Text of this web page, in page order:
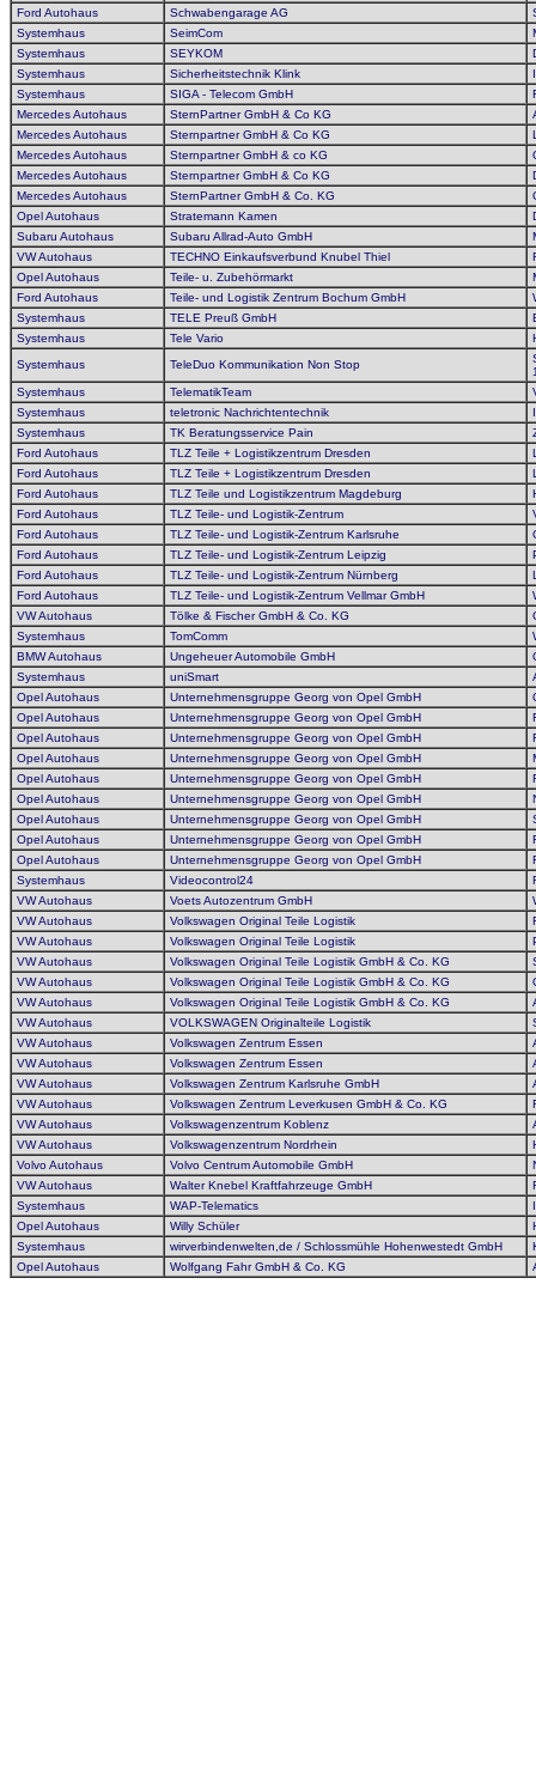
Ford Autohaus
Schwabengarage AG
Systemhaus
SeimCom
Systemhaus
SEYKOM
Systemhaus
Sicherheitstechnik Klink
Systemhaus
SIGA - Telecom GmbH
Mercedes Autohaus
SternPartner GmbH & Co KG
Mercedes Autohaus
Sternpartner GmbH & Co KG
Mercedes Autohaus
Sternpartner GmbH & co KG
Mercedes Autohaus
Sternpartner GmbH & Co KG
Mercedes Autohaus
SternPartner GmbH & Co. KG
Opel Autohaus
Stratemann Kamen
Subaru Autohaus
Subaru Allrad-Auto GmbH
VW Autohaus
TECHNO Einkaufsverbund Knubel Thiel
Opel Autohaus
Teile- u. Zubehörmarkt
Ford Autohaus
Teile- und Logistik Zentrum Bochum GmbH
Systemhaus
TELE Preuß GmbH
Systemhaus
Tele Vario
Systemhaus
TeleDuo Kommunikation Non Stop
Systemhaus
TelematikTeam
Systemhaus
teletronic Nachrichtentechnik
Systemhaus
TK Beratungsservice Pain
Ford Autohaus
TLZ Teile + Logistikzentrum Dresden
Ford Autohaus
TLZ Teile + Logistikzentrum Dresden
Ford Autohaus
TLZ Teile und Logistikzentrum Magdeburg
Ford Autohaus
TLZ Teile- und Logistik-Zentrum
Ford Autohaus
TLZ Teile- und Logistik-Zentrum Karlsruhe
Ford Autohaus
TLZ Teile- und Logistik-Zentrum Leipzig
Ford Autohaus
TLZ Teile- und Logistik-Zentrum Nürnberg
Ford Autohaus
TLZ Teile- und Logistik-Zentrum Vellmar GmbH
VW Autohaus
Tölke & Fischer GmbH & Co. KG
Systemhaus
TomComm
BMW Autohaus
Ungeheuer Automobile GmbH
Systemhaus
uniSmart
Opel Autohaus
Unternehmensgruppe Georg von Opel GmbH
Opel Autohaus
Unternehmensgruppe Georg von Opel GmbH
Opel Autohaus
Unternehmensgruppe Georg von Opel GmbH
Opel Autohaus
Unternehmensgruppe Georg von Opel GmbH
Opel Autohaus
Unternehmensgruppe Georg von Opel GmbH
Opel Autohaus
Unternehmensgruppe Georg von Opel GmbH
Opel Autohaus
Unternehmensgruppe Georg von Opel GmbH
Opel Autohaus
Unternehmensgruppe Georg von Opel GmbH
Opel Autohaus
Unternehmensgruppe Georg von Opel GmbH
Systemhaus
Videocontrol24
VW Autohaus
Voets Autozentrum GmbH
VW Autohaus
Volkswagen Original Teile Logistik
VW Autohaus
Volkswagen Original Teile Logistik
VW Autohaus
Volkswagen Original Teile Logistik GmbH & Co. KG
VW Autohaus
Volkswagen Original Teile Logistik GmbH & Co. KG
VW Autohaus
Volkswagen Original Teile Logistik GmbH & Co. KG
VW Autohaus
VOLKSWAGEN Originalteile Logistik
VW Autohaus
Volkswagen Zentrum Essen
VW Autohaus
Volkswagen Zentrum Essen
VW Autohaus
Volkswagen Zentrum Karlsruhe GmbH
VW Autohaus
Volkswagen Zentrum Leverkusen GmbH & Co. KG
VW Autohaus
Volkswagenzentrum Koblenz
VW Autohaus
Volkswagenzentrum Nordrhein
Volvo Autohaus
Volvo Centrum Automobile GmbH
VW Autohaus
Walter Knebel Kraftfahrzeuge GmbH
Systemhaus
WAP-Telematics
Opel Autohaus
Willy Schüler
Systemhaus
wirverbindenwelten,de / Schlossmühle Hohenwestedt GmbH
Opel Autohaus
Wolfgang Fahr GmbH & Co. KG